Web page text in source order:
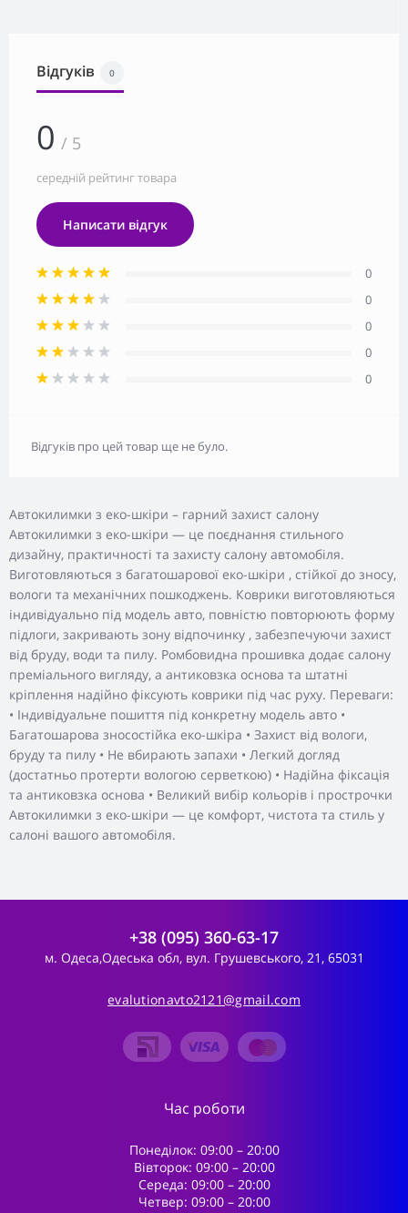
Автокилимки з еко-шкіри – гарний захист салону
Автокилимки з еко-шкіри — це поєднання стильного
дизайну, практичності та захисту салону автомобіля.
Виготовляються з багатошарової еко-шкіри , стійкої до зносу,
вологи та механічних пошкоджень. Коврики виготовляються
індивідуально під модель авто, повністю повторюють форму
підлоги, закривають зону відпочинку , забезпечуючи захист
від бруду, води та пилу. Ромбовидна прошивка додає салону
преміального вигляду, а антиковзка основа та штатні
кріплення надійно фіксують коврики під час руху. Переваги:
• Індивідуальне пошиття під конкретну модель авто •
Багатошарова зносостійка еко-шкіра • Захист від вологи,
бруду та пилу • Не вбирають запахи • Легкий догляд
(достатньо протерти вологою серветкою) • Надійна фіксація
та антиковзка основа • Великий вибір кольорів і прострочки
Автокилимки з еко-шкіри — це комфорт, чистота та стиль у
салоні вашого автомобіля.
Відгуків 0
0 / 5
середній рейтинг товара
Написати відгук
0
0
0
0
0
Відгуків про цей товар ще не було.
+38 (095) 360-63-17
м. Одеса,Одеська обл, вул. Грушевського, 21, 65031
evalutionavto2121@gmail.com
Час роботи
Понеділок: 09:00 – 20:00
Вівторок: 09:00 – 20:00
Середа: 09:00 – 20:00
Четвер: 09:00 – 20:00